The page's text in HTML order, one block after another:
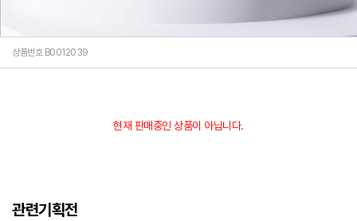
상품번호 B0012039
현재 판매중인 상품이 아닙니다.
관련기획전